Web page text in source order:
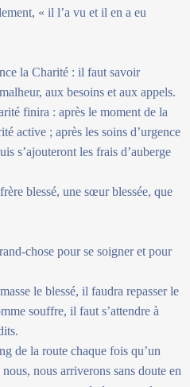
« il l’a vu et il en a eu
la Charité : il faut savoir
aux besoins et aux appels.
finira : après le moment de la
active ; après les soins d’urgence
s’ajouteront les frais d’auberge
blessé, une sœur blessée, que
chose pour se soigner et pour
le blessé, il faudra repasser le
souffre, il faut s’attendre à
de la route chaque fois qu’un
nous arriverons sans doute en